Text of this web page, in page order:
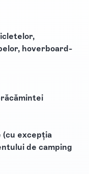
hoverboard-
excepția
de camping